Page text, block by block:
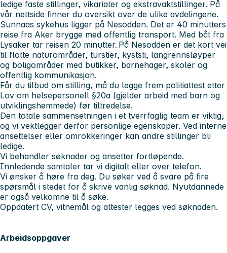
ledige faste stillinger, vikariater og ekstravaktstillinger. På
vår nettside finner du oversikt over de ulike avdelingene.
Sunnaas sykehus ligger på Nesodden. Det er 40 minutters
reise fra Aker brygge med offentlig transport. Med båt fra
Lysaker tar reisen 20 minutter. På Nesodden er det kort vei
til flotte naturområder, turstier, kyststi, langrennsløyper
og boligområder med butikker, barnehager, skoler og
offentlig kommunikasjon.
Får du tilbud om stilling, må du legge frem politiattest etter
Lov om helsepersonell §20a (gjelder arbeid med barn og
utviklingshemmede) før tiltredelse.
Den totale sammensetningen i et tverrfaglig team er viktig,
og vi vektlegger derfor personlige egenskaper. Ved interne
ansettelser eller omrokkeringer kan andre stillinger bli
ledige.
Vi behandler søknader og ansetter fortløpende.
Innledende samtaler tar vi digitalt eller over telefon.
Vi ønsker å høre fra deg. Du søker ved å svare på fire
spørsmål i stedet for å skrive vanlig søknad. Nyutdannede
er også velkomne til å søke.
Oppdatert CV, vitnemål og attester legges ved søknaden.
Arbeidsoppgaver